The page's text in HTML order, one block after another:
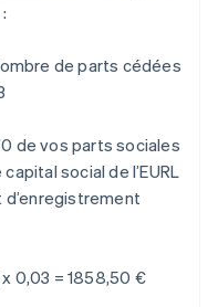
de parts cédées
de vos parts sociales
social de l’EURL
0,03 = 1858,50 €